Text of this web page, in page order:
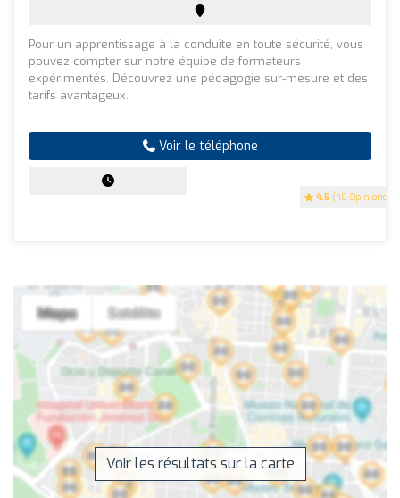
4.5 (40 Opinions)
Pour un apprentissage à la conduite en toute sécurité, vous
pouvez compter sur notre équipe de formateurs
expérimentés. Découvrez une pédagogie sur-mesure et des
tarifs avantageux.
Voir le téléphone
Voir les résultats sur la carte